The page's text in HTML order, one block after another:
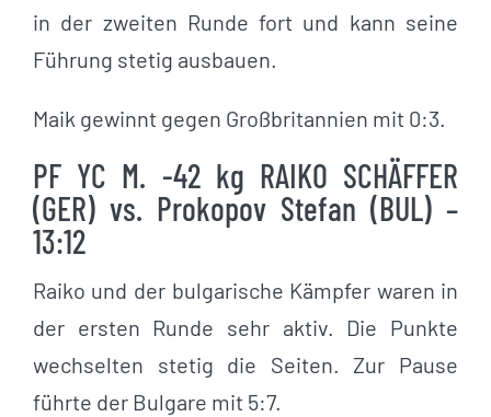
in der zweiten Runde fort und kann seine
Führung stetig ausbauen.
Maik gewinnt gegen Großbritannien mit 0:3.
PF YC M. -42 kg RAIKO SCHÄFFER
(GER) vs. Prokopov Stefan (BUL) –
13:12
Raiko und der bulgarische Kämpfer waren in
der ersten Runde sehr aktiv. Die Punkte
wechselten stetig die Seiten. Zur Pause
führte der Bulgare mit 5:7.